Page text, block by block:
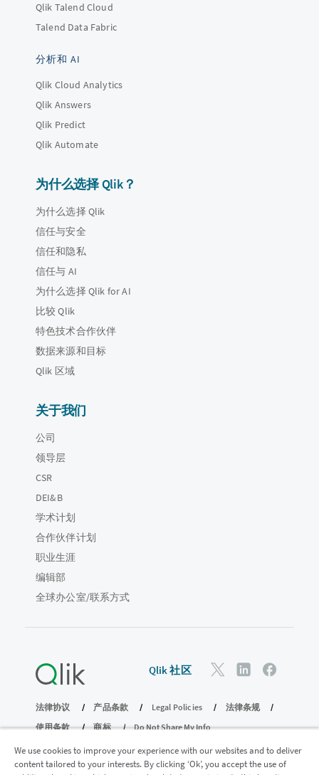
Qlik Talend Cloud
Talend Data Fabric
分析和 AI
Qlik Cloud Analytics
Qlik Answers
Qlik Predict
Qlik Automate
为什么选择 Qlik？
为什么选择 Qlik
信任与安全
信任和隐私
信任与 AI
为什么选择 Qlik for AI
比较 Qlik
特色技术合作伙伴
数据来源和目标
Qlik 区域
关于我们
公司
领导层
CSR
DEI&B
学术计划
合作伙伴计划
职业生涯
编辑部
全球办公室/联系方式
Qlik 社区
法律协议 产品条款 Legal Policies
法律条规
使用条款
商标
Do Not Share My Info
版权所有 © 1993-2026 QlikTech International AB。保留所有权利。
We use cookies to improve your experience with our websites and to deliver
content tailored to your interests. By clicking ‘Ok’, you accept the use of